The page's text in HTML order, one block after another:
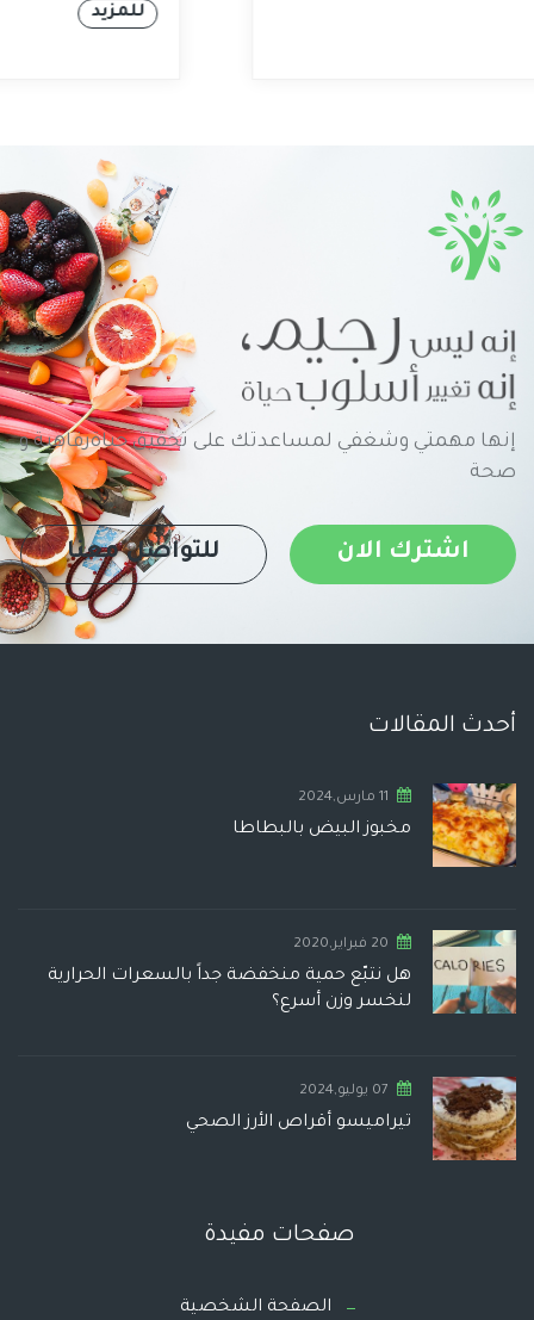
إنها مهمتي وشغفي لمساعدتك على تحقيق حياةرفاهية و
صحة
اشترك الان للتواصل معنا
أحدث المقالات
11 مارس,2024
مخبوز البيض بالبطاطا
20 فبراير,2020
هل نتبّع حمية منخفضة جداً بالسعرات الحرارية
لنخسر وزن أسرع؟
07 يوليو,2024
تيراميسو أقراص الأرز الصحي
صفحات مفيدة
الصفحة الشخصية